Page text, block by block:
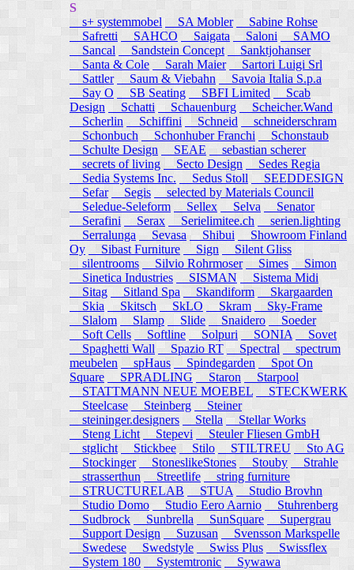
S
s+ systemmobel
SA Mobler
Sabine Rohse
Safretti
SAHCO Saigata Saloni
SAMO
Sancal
Sandstein Concept
Sanktjohanser
Santa & Cole
Sarah Maier
Sartori Luigi Srl
Sattler
Saum & Viebahn
Savoia Italia S.p.a
Say O
SB Seating SBFI Limited
Scab
Design
Schatti Schauenburg
Scheicher.Wand
Scherlin
Schiffini Schneid
schneiderschram
Schonbuch
Schonhuber Franchi
Schonstaub
Schulte Design
SEAE
sebastian scherer
secrets of living
Secto Design
Sedes Regia
Sedia Systems Inc.
Sedus Stoll
SEEDDESIGN
Sefar
Segis
selected by Materials Council
Seledue-Seleform
Sellex Selva
Senator
Serafini
Serax Serielimitee.ch
serien.lighting
Serralunga
Sevasa Shibui
Showroom Finland
Oy
Sibast Furniture Sign
Silent Gliss
silentrooms
Silvio Rohrmoser Simes Simon
Sinetica Industries
SISMAN
Sistema Midi
Sitag
Sitland Spa Skandiform
Skargaarden
Skia
Skitsch SkLO Skram
Sky-Frame
Slalom
Slamp Slide Snaidero
Soeder
Soft Cells
Softline Solpuri SONIA
Sovet
Spaghetti Wall
Spazio RT Spectral
spectrum
meubelen
spHaus Spindegarden
Spot On
Square
SPRADLING Staron
Starpool
STATTMANN NEUE MOEBEL
STECKWERK
Steelcase
Steinberg
Steiner
steininger.designers
Stella Stellar Works
Steng Licht
Stepevi
Steuler Fliesen GmbH
stglicht
Stickbee Stilo STILTREU
Sto AG
Stockinger
StoneslikeStones Stouby
Strahle
strasserthun
Streetlife
string furniture
STRUCTURELAB
STUA
Studio Brovhn
Studio Domo
Studio Eero Aarnio
Stuhrenberg
Sudbrock
Sunbrella SunSquare
Supergrau
Support Design
Suzusan
Svensson Markspelle
Swedese
Swedstyle Swiss Plus
Swissflex
System 180
Systemtronic Sywawa